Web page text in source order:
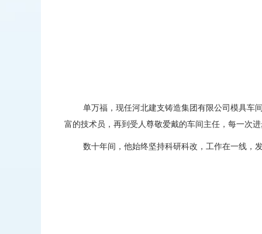
单万福，现任河北建支铸造集团有限公司模具车
富的技术员，再到受人尊敬爱戴的车间主任，每一次
数十年间，他始终坚持科研科改，工作在一线，发